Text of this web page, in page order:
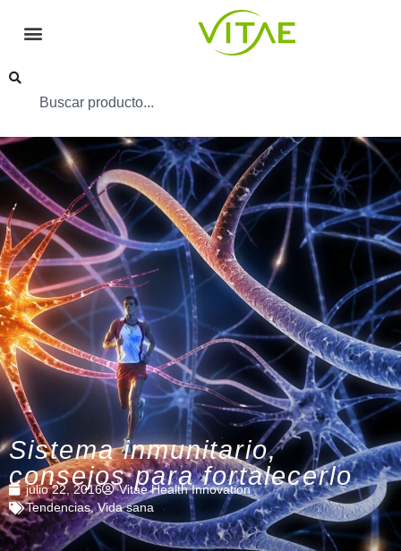
Sistema inmunitario,
consejos para fortalecerlo
julio 22, 2016
Vitae Health Innovation
Tendencias,Vida sana